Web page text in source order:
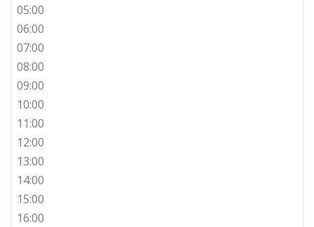
05:00
06:00
07:00
08:00
09:00
10:00
11:00
12:00
13:00
14:00
15:00
16:00